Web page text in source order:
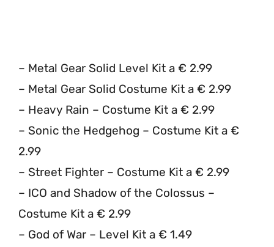
– Metal Gear Solid Level Kit a € 2.99
– Metal Gear Solid Costume Kit a € 2.99
– Heavy Rain – Costume Kit a € 2.99
– Sonic the Hedgehog – Costume Kit a €
2.99
– Street Fighter – Costume Kit a € 2.99
– ICO and Shadow of the Colossus –
Costume Kit a € 2.99
– God of War – Level Kit a € 1.49